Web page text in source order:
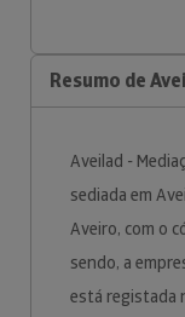
Resumo de
Aveilad -
sediada em
Aveiro, com o
sendo, a
está registada